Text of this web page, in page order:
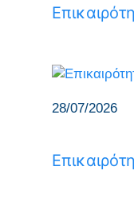
28/07/2026